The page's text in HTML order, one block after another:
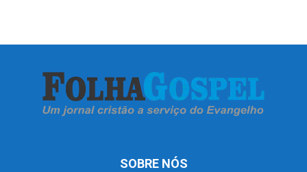
SOBRE NÓS